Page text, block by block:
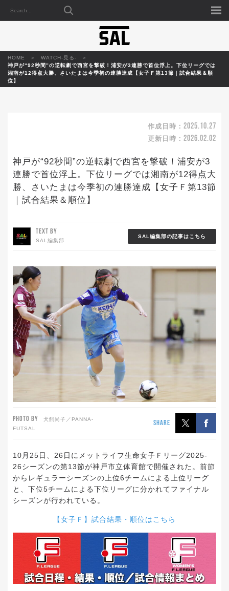
HOME
WATCH-見る-
神戸が“92秒間”の逆転劇で西宮を撃破！浦安が3連勝で首位浮上。下位リーグでは
湘南が12得点大勝、さいたまは今季初の連勝達成【女子Ｆ第13節｜試合結果＆順
位】
作成日時： 2025.10.27
更新日時： 2026.02.02
神戸が“92秒間”の逆転劇で西宮を撃破！浦安が3
連勝で首位浮上。下位リーグでは湘南が12得点大
勝、さいたまは今季初の連勝達成【女子Ｆ第13節
｜試合結果＆順位】
TEXT BY
SAL編集部
SAL編集部の記事はこちら
PHOTO BY
犬飼尚子／PANNA-
FUTSAL
SHARE
10月25日、26日にメットライフ生命女子Ｆリーグ2025-
26シーズンの第13節が神戸市立体育館で開催された。前節
からレギュラーシーズンの上位6チームによる上位リーグ
と、下位5チームによる下位リーグに分かれてファイナル
シーズンが行われている。
【女子Ｆ】試合結果・順位はこちら